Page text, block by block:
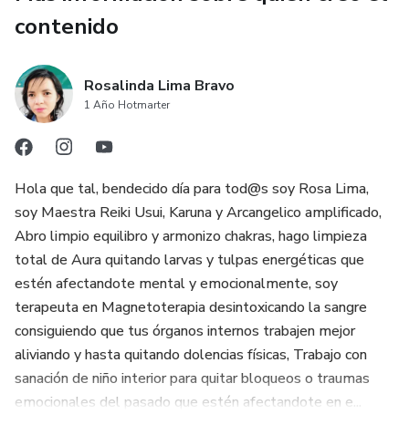
🌱 Guía de ingredientes hipoalergénicos y sus beneficios
💡 Consejos para conservar y potenciar los resultados
Una opción ideal para quienes buscan belleza consciente y
contenido
Rosalinda Lima Bravo
1 Año Hotmarter
Hola que tal, bendecido día para tod@s soy Rosa Lima,
soy Maestra Reiki Usui, Karuna y Arcangelico amplificado,
Abro limpio equilibro y armonizo chakras, hago limpieza
total de Aura quitando larvas y tulpas energéticas que
estén afectandote mental y emocionalmente, soy
terapeuta en Magnetoterapia desintoxicando la sangre
consiguiendo que tus órganos internos trabajen mejor
aliviando y hasta quitando dolencias físicas, Trabajo con
sanación de niño interior para quitar bloqueos o traumas
emocionales del pasado que estén afectandote en e...